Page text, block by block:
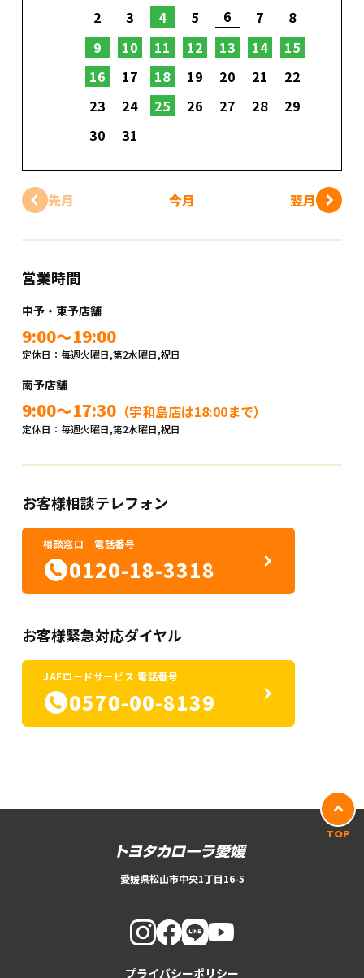
2
3 4 5 6 7
8
9
10 11 12 13 14
15
16
17 18 19 20 21
22
23
24 25 26 27 28
29
30
31
先月 今月 翌月
営業時間
中予・東予店舗
9:00～19:00
定休日：毎週火曜日,第2水曜日,祝日
南予店舗
9:00～17:30 （宇和島店は18:00まで）
定休日：毎週火曜日,第2水曜日,祝日
お客様相談テレフォン
相談窓口 電話番号
0120-18-3318
お客様緊急対応ダイヤル
JAFロードサービス 電話番号
0570-00-8139
愛媛県松山市中央1丁目16-5
プライバシーポリシー
TOP